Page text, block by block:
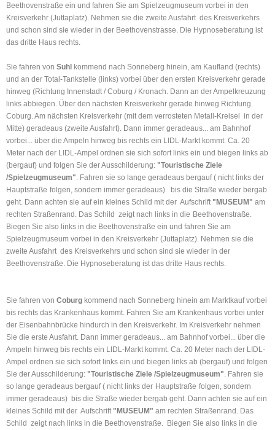
Beethovenstraße ein und fahren Sie am Spielzeugmuseum vorbei in den
Kreisverkehr (Juttaplatz). Nehmen sie die zweite Ausfahrt des Kreisverkehrs
und schon sind sie wieder in der Beethovenstrasse. Die Hypnoseberatung ist
das dritte Haus rechts.
Sie fahren von Suhl kommend nach Sonneberg hinein, am Kaufland (rechts)
und an der Total-Tankstelle (links) vorbei über den ersten Kreisverkehr gerade
hinweg (Richtung Innenstadt / Coburg / Kronach. Dann an der Ampelkreuzung
links abbiegen. Über den nächsten Kreisverkehr gerade hinweg Richtung
Coburg. Am nächsten Kreisverkehr (mit dem verrosteten Metall-Kreisel in der
Mitte) geradeaus (zweite Ausfahrt). Dann immer geradeaus... am Bahnhof
vorbei... über die Ampeln hinweg bis rechts ein LIDL-Markt kommt. Ca. 20
Meter nach der LIDL-Ampel ordnen sie sich sofort links ein und biegen links ab
(bergauf) und folgen Sie der Ausschilderung: "Touristische Ziele
/Spielzeugmuseum" . Fahren sie so lange geradeaus bergauf ( nicht links der
Hauptstraße folgen, sondern immer geradeaus) bis die Straße wieder bergab
geht. Dann achten sie auf ein kleines Schild mit der Aufschrift "MUSEUM" am
rechten Straßenrand. Das Schild zeigt nach links in die Beethovenstraße
Biegen Sie also links in die Beethovenstraße ein und fahren Sie am
Spielzeugmuseum vorbei in den Kreisverkehr (Juttaplatz). Nehmen sie die
zweite Ausfahrt des Kreisverkehrs und schon sind sie wieder in der
Beethovenstraße. Die Hypnoseberatung ist das dritte Haus rechts.
Sie fahren von Coburg kommend nach Sonneberg hinein am Marktkauf vorbei
bis rechts das Krankenhaus kommt. Fahren Sie am Krankenhaus vorbei unter
der Eisenbahnbrücke hindurch in den Kreisverkehr. Im Kreisverkehr nehmen
Sie die erste Ausfahrt. Dann immer geradeaus... am Bahnhof vorbei... über die
Ampeln hinweg bis rechts ein LIDL-Markt kommt. Ca. 20 Meter nach der LIDL-
Ampel ordnen sie sich sofort links ein und biegen links ab (bergauf) und folgen
Sie der Ausschilderung: "Touristische Ziele /Spielzeugmuseum" . Fahren sie
so lange geradeaus bergauf ( nicht links der Hauptstraße folgen, sondern
immer geradeaus) bis die Straße wieder bergab geht. Dann achten sie auf ein
kleines Schild mit der Aufschrift "MUSEUM" am rechten Straßenrand. Das
Schild zeigt nach links in die Beethovenstraße. Biegen Sie also links in die